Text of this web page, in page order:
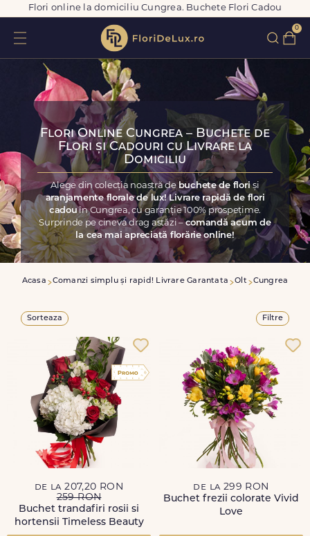
Flori online la domiciliu Cungrea. Buchete Flori Cadou
0
Flori Online Cungrea – Buchete de
Flori și Cadouri cu Livrare la
Domiciliu
Alege din colecția noastră de buchete de floriși
aranjamente florale de lux! Livrare rapidă de flori
cadouîn Cungrea, cu garanție 100% prospețime.
Surprinde pe cineva drag astăzi –comandă acum de
la cea mai apreciată florărie online!
Acasa Comanzi simplu și rapid! Livrare Garantata Olt Cungrea
Sorteaza Filtre
de la 207,20 RON
259 RON
Buchet trandafiri rosii si
hortensii Timeless Beauty
de la 299 RON
Buchet frezii colorate Vivid
Love